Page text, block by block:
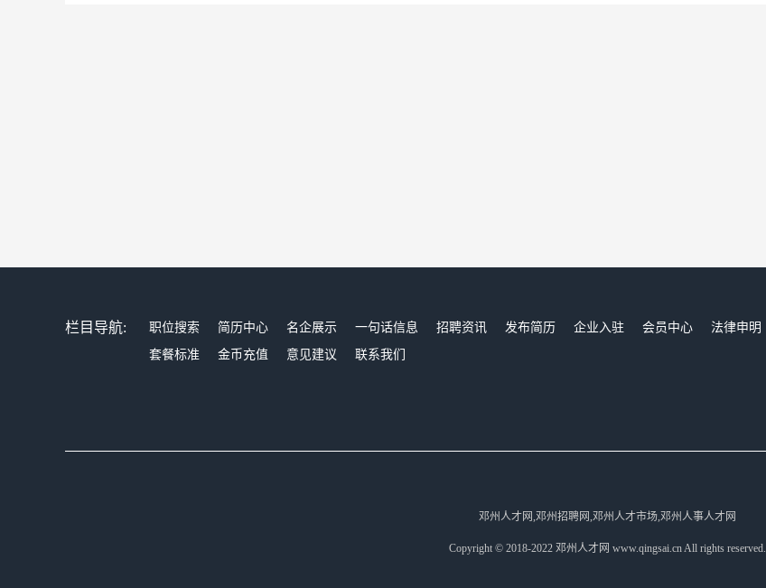
栏目导航: 职位搜索 简历中心 名企展示 一句话信息 招聘资讯 发布简历 企业入驻 会员中心
法律申明
套餐标准
金币充值 意见建议 联系我们
邓州人才网,邓州招聘网,邓州人才市场,邓州人事人才网
Copyright © 2018-2022 邓州人才网 www.qingsai.cn All rights reserved.